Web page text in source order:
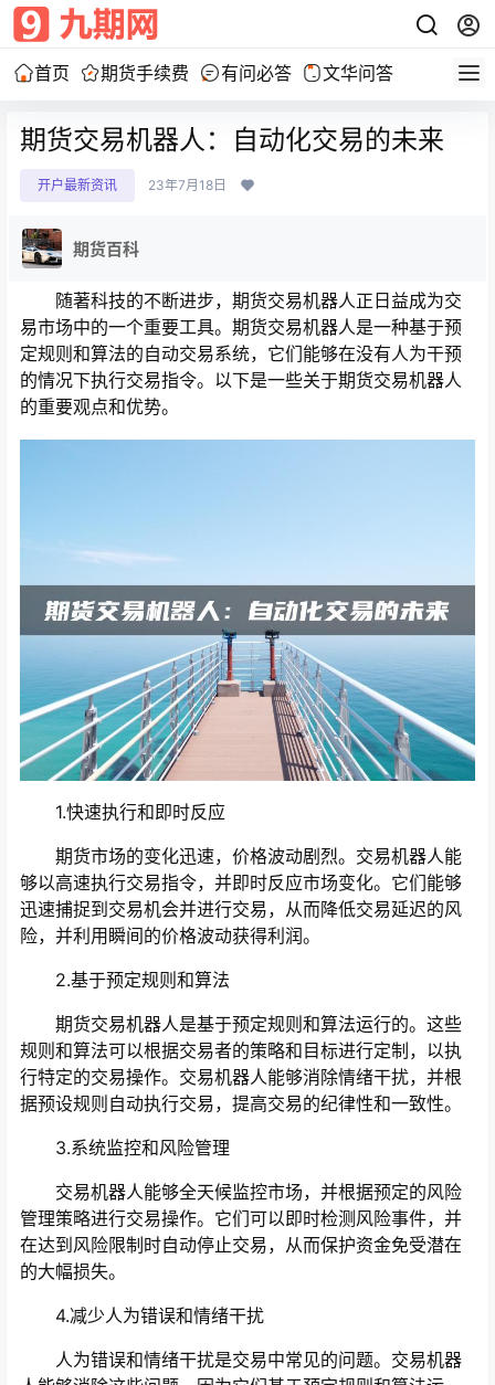
首页 期货手续费 有问必答 文华问答
期货交易机器人：自动化交易的未来
开户最新资讯 23年7月18日
期货百科
随著科技的不断进步，期货交易机器人正日益成为交
易市场中的一个重要工具。期货交易机器人是一种基于预
定规则和算法的自动交易系统，它们能够在没有人为干预
的情况下执行交易指令。以下是一些关于期货交易机器人
的重要观点和优势。
1.快速执行和即时反应
期货市场的变化迅速，价格波动剧烈。交易机器人能
够以高速执行交易指令，并即时反应市场变化。它们能够
迅速捕捉到交易机会并进行交易，从而降低交易延迟的风
险，并利用瞬间的价格波动获得利润。
2.基于预定规则和算法
期货交易机器人是基于预定规则和算法运行的。这些
规则和算法可以根据交易者的策略和目标进行定制，以执
行特定的交易操作。交易机器人能够消除情绪干扰，并根
据预设规则自动执行交易，提高交易的纪律性和一致性。
3.系统监控和风险管理
交易机器人能够全天候监控市场，并根据预定的风险
管理策略进行交易操作。它们可以即时检测风险事件，并
在达到风险限制时自动停止交易，从而保护资金免受潜在
的大幅损失。
4.减少人为错误和情绪干扰
人为错误和情绪干扰是交易中常见的问题。交易机器